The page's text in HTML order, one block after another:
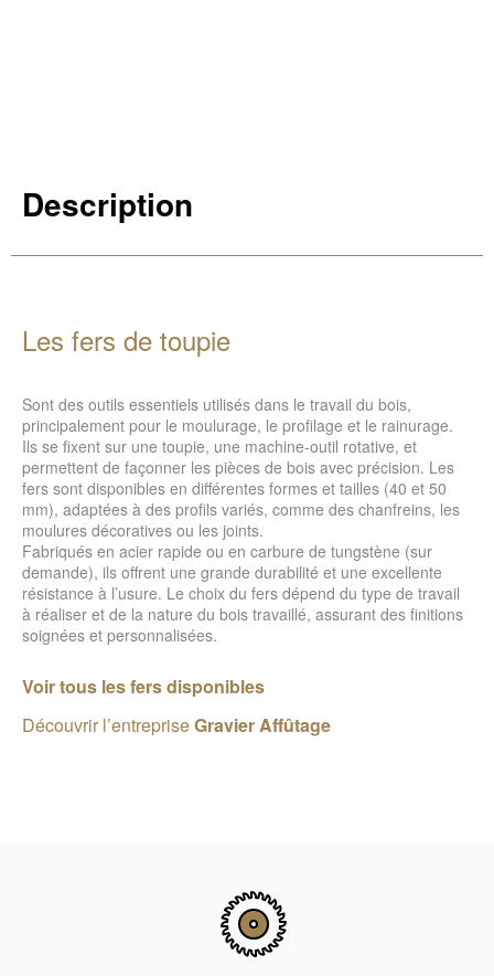
Description
Les fers de toupie
Sont des outils essentiels utilisés dans le travail du bois,
principalement pour le moulurage, le profilage et le rainurage.
Ils se fixent sur une toupie, une machine-outil rotative, et
permettent de façonner les pièces de bois avec précision. Les
fers sont disponibles en différentes formes et tailles (40 et 50
mm), adaptées à des profils variés, comme des chanfreins, les
moulures décoratives ou les joints.
Fabriqués en acier rapide ou en carbure de tungstène (sur
demande), ils offrent une grande durabilité et une excellente
résistance à l’usure. Le choix du fers dépend du type de travail
à réaliser et de la nature du bois travaillé, assurant des finitions
soignées et personnalisées.
Voir tous les fers disponibles
Découvrir l’entrepriseGravier Affûtage